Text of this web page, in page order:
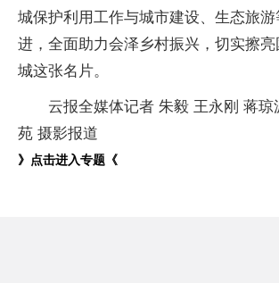
城保护利用工作与城市建设、生态旅
进，全面助力会泽乡村振兴，切实擦
城这张名片。
云报全媒体记者 朱毅 王永刚 蒋琼
苑 摄影报道
》点击进入专题《